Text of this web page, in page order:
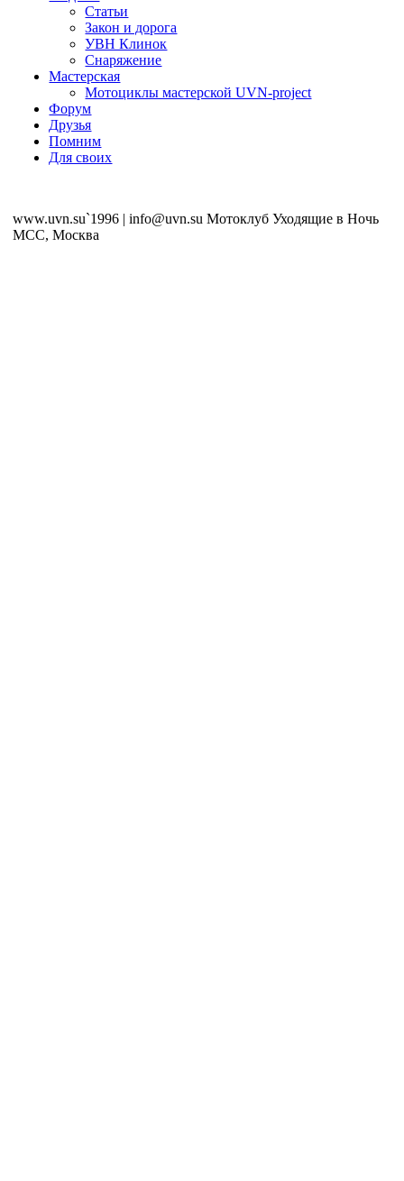
Статьи
Закон и дорога
УВН Клинок
Снаряжение
Мастерская
Мотоциклы мастерской UVN-project
Форум
Друзья
Помним
Для своих
www.uvn.su`1996 | info@uvn.su Мотоклуб Уходящие в Ночь
MCC, Москва